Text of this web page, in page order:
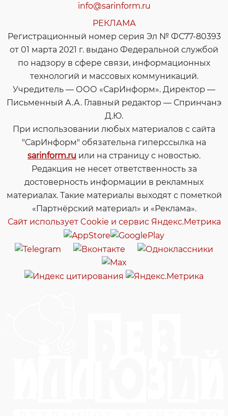
info@sarinform.ru
РЕКЛАМА
Регистрационный номер серия Эл № ФС77-80393
от 01 марта 2021 г. выдано Федеральной службой
по надзору в сфере связи, информационных
технологий и массовых коммуникаций.
Учредитель — ООО «СарИнформ». Директор —
Письменный А.А. Главный редактор — Спринчанэ
Д.Ю.
При использовании любых материалов с сайта
"СарИнформ" обязательна гиперссылка на
sarinform.ru или на страницу с новостью.
Редакция не несет ответственность за
достоверность информации в рекламных
материалах. Такие материалы выходят с пометкой
«Партнёрский материал» и «Реклама».
Сайт использует Cookie и сервиc Яндекс.Метрика